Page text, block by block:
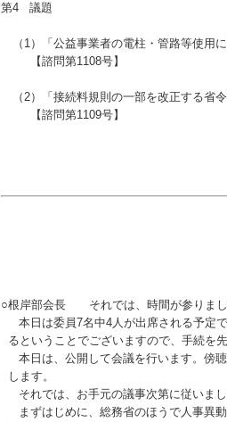
第4 議題
（1）「公益事業者の電柱・管路等使用
【諮問第1108号】
（2）「接続料規則の一部を改正する省
【諮問第1109号】
○根岸部会長 それでは、時間が参りまし
本日は委員7名中4人が出席される予定
るということでございますので、手続を
本日は、公開して会議を行います。傍
します。
それでは、お手元の議事次第に従いまし
まずはじめに、総務省のほうで人事異